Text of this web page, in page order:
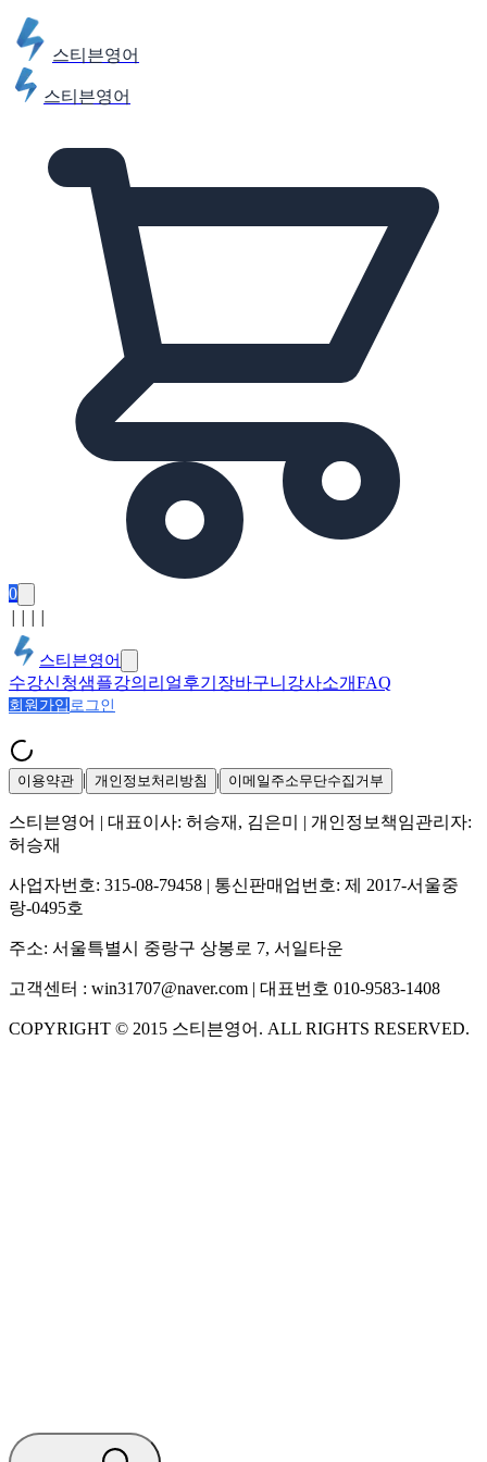
스티븐영어
스티븐영어
0
스티븐영어
수강신청샘플강의 리얼후기 장바구니 강사소개FAQ
회원가입 로그인
이용약관 | 개인정보처리방침 | 이메일주소무단수집거부
스티븐영어 | 대표이사: 허승재, 김은미
| 개인정보책임관리자:
허승재
사업자번호: 315-08-79458 | 통신판매업번호: 제 2017-서울중
랑-0495호
주소: 서울특별시 중랑구 상봉로 7, 서일타운
고객센터 : win31707@naver.com | 대표번호 010-9583-1408
COPYRIGHT © 2015 스티븐영어 . ALL RIGHTS RESERVED.